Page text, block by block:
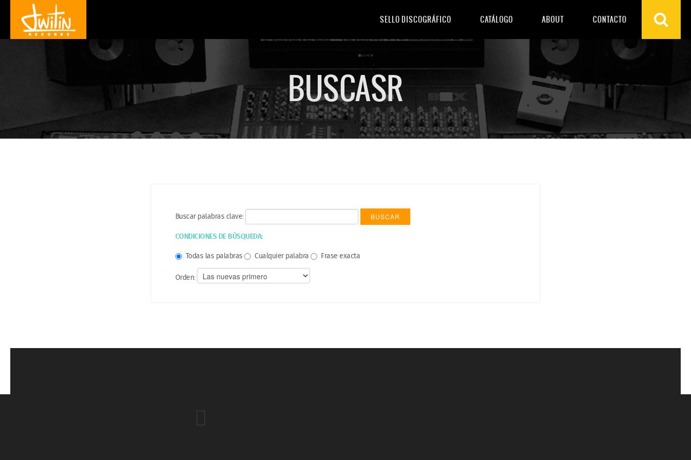
SELLO DISCOGRÁFICO CATÁLOGO ABOUT CONTACTO
BUSCASR
Buscar palabras clave: BUSCAR
CONDICIONES DE BÚSQUEDA:
Todas las palabras
Cualquier palabra
Frase exacta
Orden: